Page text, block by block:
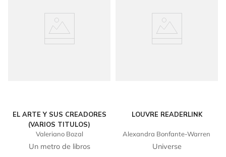
EL ARTE Y SUS CREADORES
(VARIOS TITULOS)
Valeriano Bozal
Un metro de libros
LOUVRE READERLINK
Alexandra Bonfante-Warren
Universe